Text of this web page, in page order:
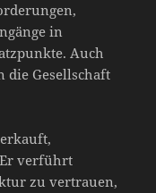
in
Auch
die Gesellschaft
verführt
zu vertrauen,